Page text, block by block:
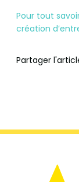
Pour tout
création
Partager